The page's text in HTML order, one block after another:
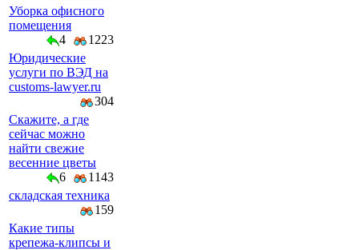
Уборка офисного
помещения
4
1223
Юридические
услуги по ВЭД на
customs-lawyer.ru
304
Скажите, а где
сейчас можно
найти свежие
весенние цветы
6
1143
складская техника
159
Какие типы
крепежа-клипсы и